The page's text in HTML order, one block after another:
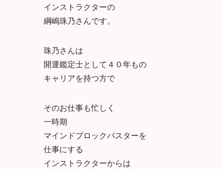
インストラクターの
綱嶋珠乃さんです。
珠乃さんは
開運鑑定士として４０年もの
キャリアを持つ方で
そのお仕事も忙しく
一時期
マインドブロックバスターを
仕事にする
インストラクターからは